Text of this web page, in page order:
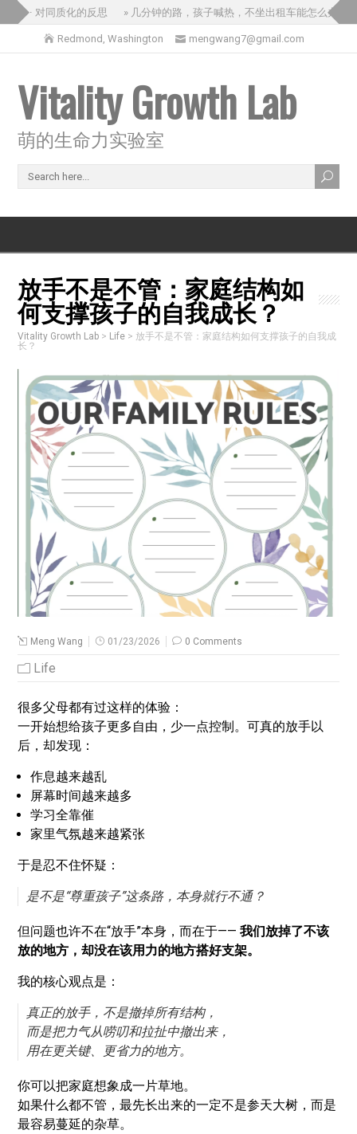
旅 – 对同质化的反思 » 几分钟的路，孩子喊热，不坐出租车能怎么办？
Redmond, Washington mengwang7@gmail.com
Vitality Growth Lab
萌的生命力实验室
放手不是不管：家庭结构如
何支撑孩子的自我成长？
Vitality Growth Lab > Life > 放手不是不管：家庭结构如何支撑孩子的自我成
长？
Meng Wang 01/23/2026 0 Comments
Life
很多父母都有过这样的体验：
一开始想给孩子更多自由，少一点控制。可真的放手以
后，却发现：
作息越来越乱
屏幕时间越来越多
学习全靠催
家里气氛越来越紧张
于是忍不住怀疑：
是不是“尊重孩子”这条路，本身就行不通？
但问题也许不在“放手”本身，而在于——我们放掉了不该
放的地方，却没在该用力的地方搭好支架。
我的核心观点是：
真正的放手，不是撤掉所有结构，
而是把力气从唠叨和拉扯中撤出来，
用在更关键、更省力的地方。
你可以把家庭想象成一片草地。
如果什么都不管，最先长出来的一定不是参天大树，而是
最容易蔓延的杂草。